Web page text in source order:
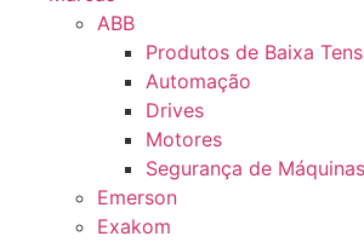
ABB
Produtos de Baixa
Automação
Drives
Motores
Segurança de Máquinas
Emerson
Exakom